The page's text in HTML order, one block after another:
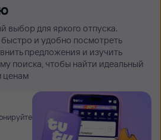
выбор для яркого отпуска.
и удобно посмотреть
предложения и изучить
поиска, чтобы найти идеальный
ценам